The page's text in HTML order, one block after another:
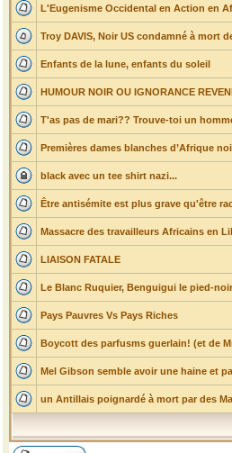
L'Eugenisme Occidental en Action en
Troy DAVIS, Noir US condamné à mort
Enfants de la lune, enfants du soleil
HUMOUR NOIR OU IGNORANCE
T'as pas de mari?? Trouve-toi un
Premières dames blanches d’Afrique
black avec un tee shirt nazi...
Être antisémite est plus grave qu'être
Massacre des travailleurs Africains en
LIAISON FATALE
Le Blanc Ruquier, Benguigui le pied-
Pays Pauvres Vs Pays Riches
Boycott des parfusms guerlain! (et de
Mel Gibson semble avoir une haine et
un Antillais poignardé à mort par des